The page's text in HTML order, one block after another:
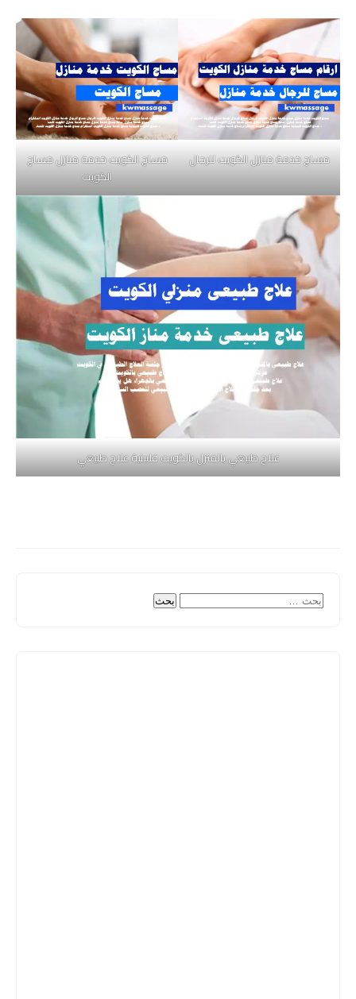
مساج خدمة منازل الكويت للرجال
مساج الكويت خدمة منازل مساج
الكويت
علاج طبيعي بالمنزل بالكويت فلبينية علاج طبيعي
البحث